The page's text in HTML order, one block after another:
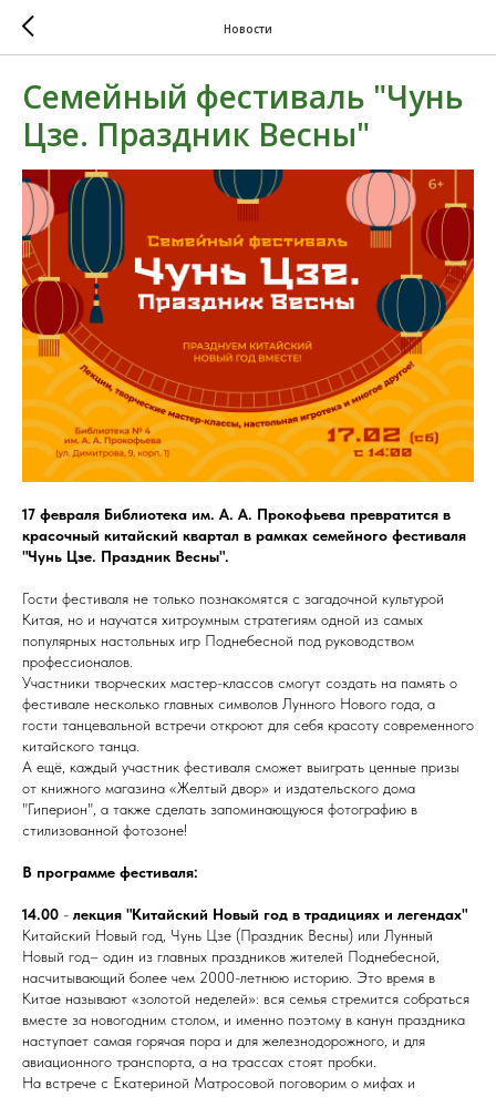
Новости
Семейный фестиваль "Чунь
Цзе. Праздник Весны"
17 февраля Библиотека им. А. А. Прокофьева превратится в
красочный китайский квартал в рамках семейного фестиваля
"Чунь Цзе. Праздник Весны".
Гости фестиваля не только познакомятся с загадочной культурой
Китая, но и научатся хитроумным стратегиям одной из самых
популярных настольных игр Поднебесной под руководством
профессионалов.
Участники творческих мастер-классов смогут создать на память о
фестивале несколько главных символов Лунного Нового года, а
гости танцевальной встречи откроют для себя красоту современного
китайского танца.
А ещё, каждый участник фестиваля сможет выиграть ценные призы
от книжного магазина «Желтый двор» и издательского дома
"Гиперион", а также сделать запоминающуюся фотографию в
стилизованной фотозоне!
В программе фестиваля:
14.00 - лекция "Китайский Новый год в традициях и легендах"
Китайский Новый год, Чунь Цзе (Праздник Весны) или Лунный
Новый год– один из главных праздников жителей Поднебесной,
насчитывающий более чем 2000-летнюю историю. Это время в
Китае называют «золотой неделей»: вся семья стремится собраться
вместе за новогодним столом, и именно поэтому в канун праздника
наступает самая горячая пора и для железнодорожного, и для
авиационного транспорта, а на трассах стоят пробки.
На встрече с Екатериной Матросовой поговорим о мифах и